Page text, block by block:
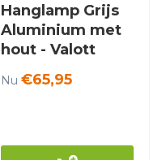
Hanglamp Grijs
Aluminium met
hout - Valott
Nu €65,95